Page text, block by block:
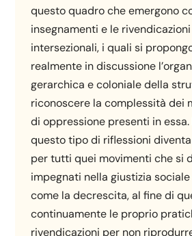
questo quadro che emergono
insegnamenti e le
intersezionali, i quali si
realmente in discussione
gerarchica e coloniale della
riconoscere la complessità dei
di oppressione presenti in
questo tipo di riflessioni
per tutti quei movimenti che si
impegnati nella giustizia
come la decrescita, al fine di
continuamente le proprio
rivendicazioni per non